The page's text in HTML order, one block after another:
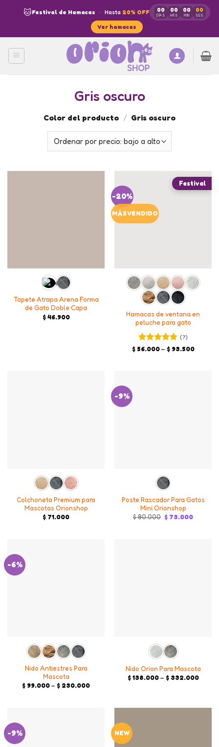
🐱Festival de Hamacas · Hasta 20% OFF 00
DÍAS
00
HRS
00
MIN
00
SEG
Ver hamacas
Gris oscuro
Color del producto / Gris oscuro
Tapete Atrapa Arena Forma
de Gato Doble Capa
$46.900
-20%
MÁS VENDIDO
Hamacas de ventana en
peluche para gato
Valorado en
(7)
$56.000 – $93.500Price
Colchoneta Premium para
Mascotas Orionshop
$ 71.000
-9%
Poste Rascador Para Gatos
Mini Orionshop
$80.000 Original
price
$ 73.000Current
-6%
Nido Antiestres Para
Mascota
$ 99.000– $ 230.000Price
$ 230.000
Nido Orion Para Mascota
$138.000 – $332.000Price
-9% NEW